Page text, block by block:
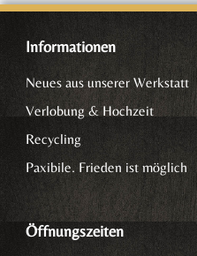
Informationen
Neues aus unserer Werkstatt
Verlobung & Hochzeit
Recycling
Paxibile. Frieden ist möglich
Öffnungszeiten